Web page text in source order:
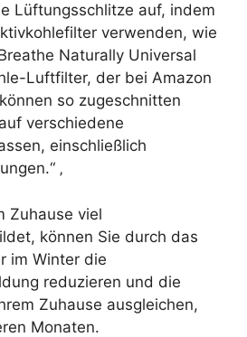
Lüftungsschlitze auf, indem
verwenden, wie
Naturally Universal
Luftfilter, der bei Amazon
so zugeschnitten
verschiedene
einschließlich
‚
Zuhause viel
können Sie durch das
im Winter die
reduzieren und die
Zuhause ausgleichen,
Monaten.